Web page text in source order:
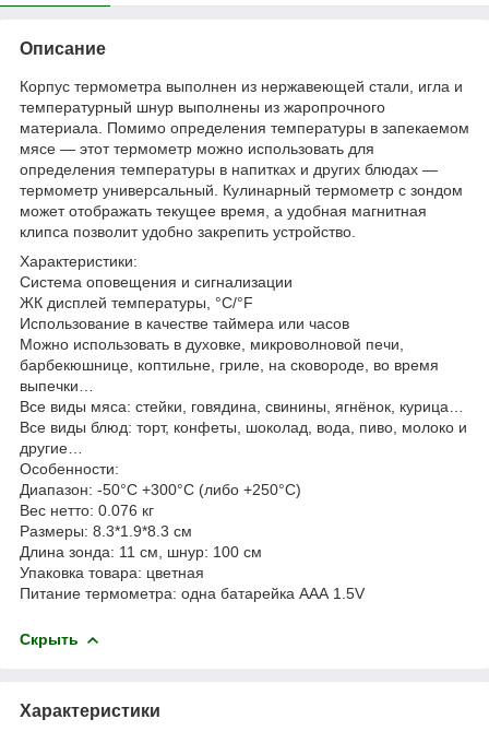
Описание
Корпус термометра выполнен из нержавеющей стали, игла и
температурный шнур выполнены из жаропрочного
материала. Помимо определения температуры в запекаемом
мясе — этот термометр можно использовать для
определения температуры в напитках и других блюдах —
термометр универсальный. Кулинарный термометр с зондом
может отображать текущее время, а удобная магнитная
клипса позволит удобно закрепить устройство.
Характеристики:
Система оповещения и сигнализации
ЖК дисплей температуры, °C/°F
Использование в качестве таймера или часов
Можно использовать в духовке, микроволновой печи,
барбекюшнице, коптильне, гриле, на сковороде, во время
выпечки…
Все виды мяса: стейки, говядина, свинины, ягнёнок, курица…
Все виды блюд: торт, конфеты, шоколад, вода, пиво, молоко и
другие…
Особенности:
Диапазон: -50°C +300°C (либо +250°C)
Вес нетто: 0.076 кг
Размеры: 8.3*1.9*8.3 см
Длина зонда: 11 см, шнур: 100 см
Упаковка товара: цветная
Питание термометра: одна батарейка ААА 1.5V
Скрыть
Характеристики